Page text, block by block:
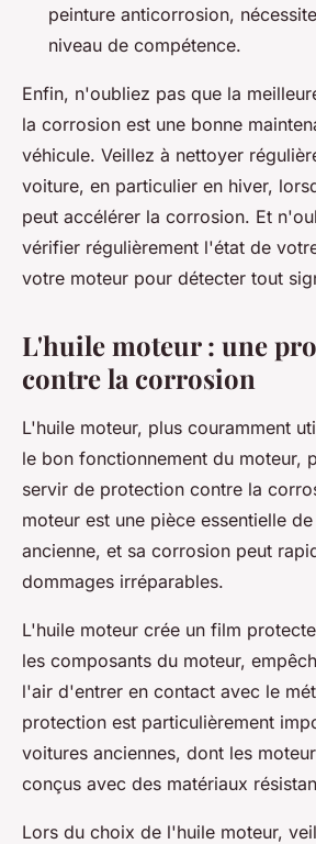
peinture anticorrosion,
niveau de compétence.
Enfin, n'oubliez pas que la
la corrosion est une bonne
véhicule. Veillez à nettoyer
voiture, en particulier en hiver,
peut accélérer la corrosion. Et
vérifier régulièrement l'état de
votre moteur pour détecter tout
L'huile moteur : une
contre la corrosion
L'huile moteur, plus couramment
le bon fonctionnement du moteur,
servir de protection contre la
moteur est une pièce essentielle
ancienne, et sa corrosion peut
dommages irréparables.
L'huile moteur crée un film
les composants du moteur,
l'air d'entrer en contact avec le
protection est particulièrement
voitures anciennes, dont les
conçus avec des matériaux
Lors du choix de l'huile moteur,